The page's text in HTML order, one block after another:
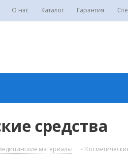
О нас Каталог Гарантия
средства
материалы -